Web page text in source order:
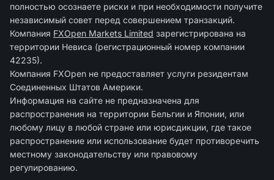
полностью осознаете риски и при необходимости получите
независимый совет перед совершением транзакций.
Компания FXOpen Markets Limited зарегиcтрирована на
территории Невиса (регистрационный номер компании
42235).
Компания FXOpen не предоставляет услуги резидентам
Соединенных Штатов Америки.
Информация на сайте не предназначена для
распространения на территории Бельгии и Японии, или
любому лицу в любой стране или юрисдикции, где такое
распространение или использование будет противоречить
местному законодательству или правовому
регулированию.